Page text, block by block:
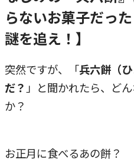
らないお菓子だっ
謎を追え！】
突然ですが、「兵六餅（
だ？ 」と聞かれたら、ど
か？
お正月に食べるあの餅？